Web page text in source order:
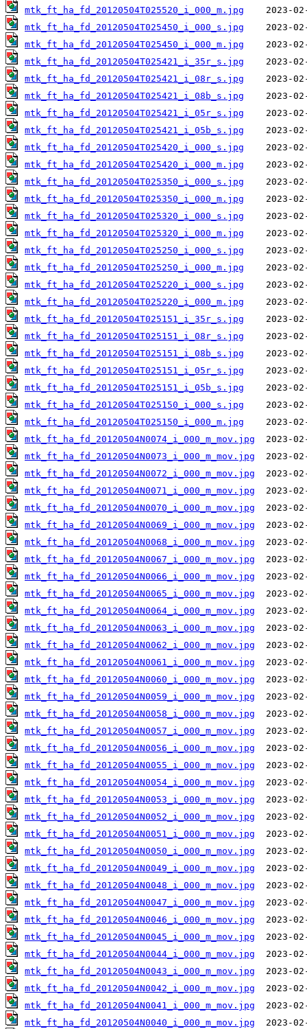
mtk_ft_ha_fd_20120504T025520_i_000_m.jpg
mtk_ft_ha_fd_20120504T025450_i_000_s.jpg
mtk_ft_ha_fd_20120504T025450_i_000_m.jpg
mtk_ft_ha_fd_20120504T025421_i_35r_s.jpg
mtk_ft_ha_fd_20120504T025421_i_08r_s.jpg
mtk_ft_ha_fd_20120504T025421_i_08b_s.jpg
mtk_ft_ha_fd_20120504T025421_i_05r_s.jpg
mtk_ft_ha_fd_20120504T025421_i_05b_s.jpg
mtk_ft_ha_fd_20120504T025420_i_000_s.jpg
mtk_ft_ha_fd_20120504T025420_i_000_m.jpg
mtk_ft_ha_fd_20120504T025350_i_000_s.jpg
mtk_ft_ha_fd_20120504T025350_i_000_m.jpg
mtk_ft_ha_fd_20120504T025320_i_000_s.jpg
mtk_ft_ha_fd_20120504T025320_i_000_m.jpg
mtk_ft_ha_fd_20120504T025250_i_000_s.jpg
mtk_ft_ha_fd_20120504T025250_i_000_m.jpg
mtk_ft_ha_fd_20120504T025220_i_000_s.jpg
mtk_ft_ha_fd_20120504T025220_i_000_m.jpg
mtk_ft_ha_fd_20120504T025151_i_35r_s.jpg
mtk_ft_ha_fd_20120504T025151_i_08r_s.jpg
mtk_ft_ha_fd_20120504T025151_i_08b_s.jpg
mtk_ft_ha_fd_20120504T025151_i_05r_s.jpg
mtk_ft_ha_fd_20120504T025151_i_05b_s.jpg
mtk_ft_ha_fd_20120504T025150_i_000_s.jpg
mtk_ft_ha_fd_20120504T025150_i_000_m.jpg
mtk_ft_ha_fd_20120504N0074_i_000_m_mov.jpg
mtk_ft_ha_fd_20120504N0073_i_000_m_mov.jpg
mtk_ft_ha_fd_20120504N0072_i_000_m_mov.jpg
mtk_ft_ha_fd_20120504N0071_i_000_m_mov.jpg
mtk_ft_ha_fd_20120504N0070_i_000_m_mov.jpg
mtk_ft_ha_fd_20120504N0069_i_000_m_mov.jpg
mtk_ft_ha_fd_20120504N0068_i_000_m_mov.jpg
mtk_ft_ha_fd_20120504N0067_i_000_m_mov.jpg
mtk_ft_ha_fd_20120504N0066_i_000_m_mov.jpg
mtk_ft_ha_fd_20120504N0065_i_000_m_mov.jpg
mtk_ft_ha_fd_20120504N0064_i_000_m_mov.jpg
mtk_ft_ha_fd_20120504N0063_i_000_m_mov.jpg
mtk_ft_ha_fd_20120504N0062_i_000_m_mov.jpg
mtk_ft_ha_fd_20120504N0061_i_000_m_mov.jpg
mtk_ft_ha_fd_20120504N0060_i_000_m_mov.jpg
mtk_ft_ha_fd_20120504N0059_i_000_m_mov.jpg
mtk_ft_ha_fd_20120504N0058_i_000_m_mov.jpg
mtk_ft_ha_fd_20120504N0057_i_000_m_mov.jpg
mtk_ft_ha_fd_20120504N0056_i_000_m_mov.jpg
mtk_ft_ha_fd_20120504N0055_i_000_m_mov.jpg
mtk_ft_ha_fd_20120504N0054_i_000_m_mov.jpg
mtk_ft_ha_fd_20120504N0053_i_000_m_mov.jpg
mtk_ft_ha_fd_20120504N0052_i_000_m_mov.jpg
mtk_ft_ha_fd_20120504N0051_i_000_m_mov.jpg
mtk_ft_ha_fd_20120504N0050_i_000_m_mov.jpg
mtk_ft_ha_fd_20120504N0049_i_000_m_mov.jpg
mtk_ft_ha_fd_20120504N0048_i_000_m_mov.jpg
mtk_ft_ha_fd_20120504N0047_i_000_m_mov.jpg
mtk_ft_ha_fd_20120504N0046_i_000_m_mov.jpg
mtk_ft_ha_fd_20120504N0045_i_000_m_mov.jpg
mtk_ft_ha_fd_20120504N0044_i_000_m_mov.jpg
mtk_ft_ha_fd_20120504N0043_i_000_m_mov.jpg
mtk_ft_ha_fd_20120504N0042_i_000_m_mov.jpg
mtk_ft_ha_fd_20120504N0041_i_000_m_mov.jpg
mtk_ft_ha_fd_20120504N0040_i_000_m_mov.jpg